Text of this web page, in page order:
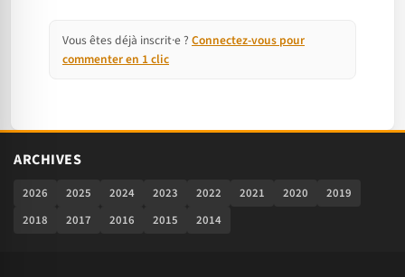
Vous êtes déjà inscrit·e ? Connectez-vous pour
commenter en 1 clic
ARCHIVES
2026 2025 2024 2023 2022 2021 2020
2019
2018
2017 2016 2015 2014